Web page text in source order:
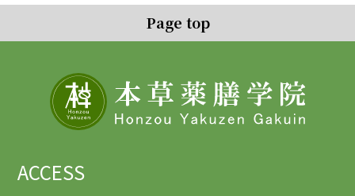
Page top
ACCESS